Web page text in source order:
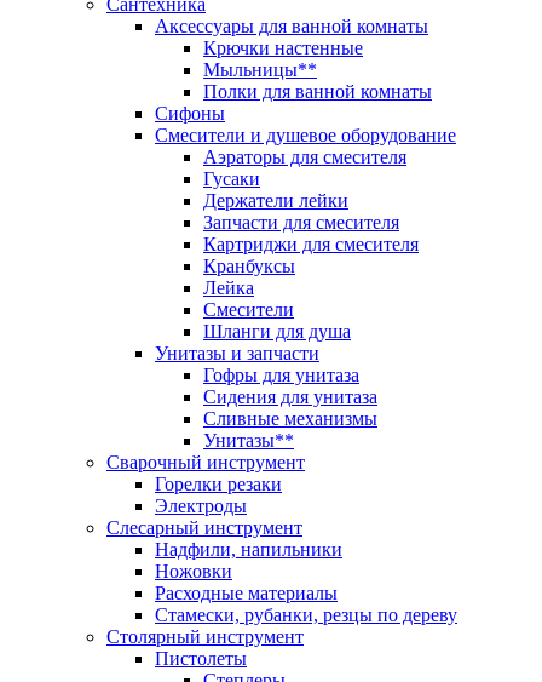
Сантехника
Аксессуары для ванной комнаты
Крючки настенные
Мыльницы**
Полки для ванной комнаты
Сифоны
Смесители и душевое оборудование
Аэраторы для смесителя
Гусаки
Держатели лейки
Запчасти для смесителя
Картриджи для смесителя
Кранбуксы
Лейка
Смесители
Шланги для душа
Унитазы и запчасти
Гофры для унитаза
Сидения для унитаза
Сливные механизмы
Унитазы**
Сварочный инструмент
Горелки резаки
Электроды
Слесарный инструмент
Надфили, напильники
Ножовки
Расходные материалы
Стамески, рубанки, резцы по дереву
Столярный инструмент
Пистолеты